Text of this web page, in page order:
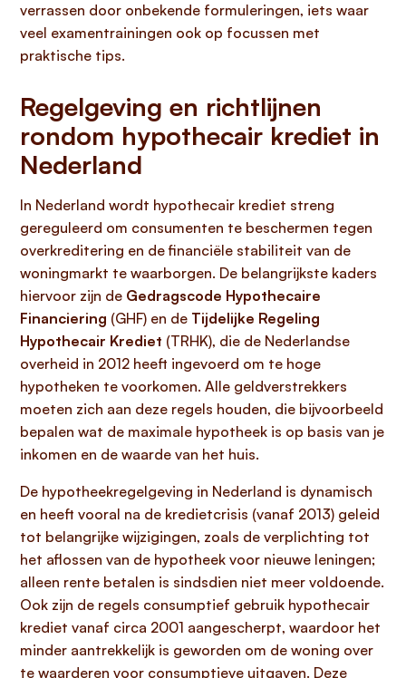
verrassen door onbekende formuleringen, iets waar
veel examentrainingen ook op focussen met
praktische tips.
Regelgeving en richtlijnen
rondom hypothecair krediet in
Nederland
In Nederland wordt hypothecair krediet streng
gereguleerd om consumenten te beschermen tegen
overkreditering en de financiële stabiliteit van de
woningmarkt te waarborgen. De belangrijkste kaders
hiervoor zijn de Gedragscode Hypothecaire
Financiering (GHF) en de Tijdelijke Regeling
Hypothecair Krediet (TRHK), die de Nederlandse
overheid in 2012 heeft ingevoerd om te hoge
hypotheken te voorkomen. Alle geldverstrekkers
moeten zich aan deze regels houden, die bijvoorbeeld
bepalen wat de maximale hypotheek is op basis van je
inkomen en de waarde van het huis.
De hypotheekregelgeving in Nederland is dynamisch
en heeft vooral na de kredietcrisis (vanaf 2013) geleid
tot belangrijke wijzigingen, zoals de verplichting tot
het aflossen van de hypotheek voor nieuwe leningen;
alleen rente betalen is sindsdien niet meer voldoende.
Ook zijn de regels consumptief gebruik hypothecair
krediet vanaf circa 2001 aangescherpt, waardoor het
minder aantrekkelijk is geworden om de woning over
te waarderen voor consumptieve uitgaven. Deze